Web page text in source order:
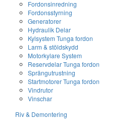
Fordonsinredning
Fordonsstyrning
Generatorer
Hydraulik Delar
Kylsystem Tunga fordon
Larm & stöldskydd
Motorkylare System
Reservdelar Tunga fordon
Sprängutrustning
Startmotorer Tunga fordon
Vindrutor
Vinschar
Riv & Demontering